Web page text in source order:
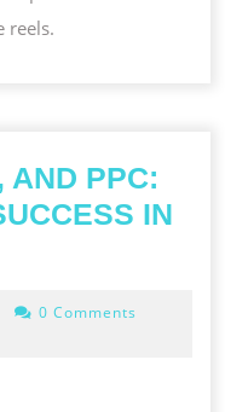
reels.
AND PPC:
IN
0 Comments